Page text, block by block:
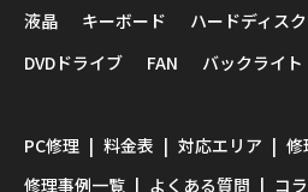
液晶 キーボード ハードディスク
DVDドライブ
FAN バックライト
PC修理 料金表 対応エリア
修
修理事例一覧
よくある質問 コ